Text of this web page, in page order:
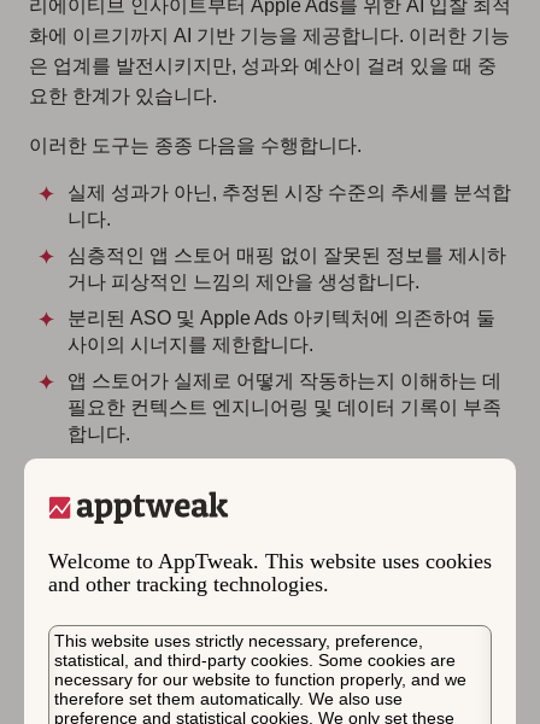
Welcome to AppTweak. This website uses cookies
and other tracking technologies.
This website uses strictly necessary, preference,
statistical, and third-party cookies. Some cookies are
necessary for our website to function properly, and we
therefore set them automatically. We also use
preference and statistical cookies. We only set these
리에이티브 인사이트부터 Apple Ads를 위한 AI 입찰 최적
화에 이르기까지 AI 기반 기능을 제공합니다. 이러한 기능
은 업계를 발전시키지만, 성과와 예산이 걸려 있을 때 중
요한 한계가 있습니다.
이러한 도구는 종종 다음을 수행합니다.
실제 성과가 아닌, 추정된 시장 수준의 추세를 분석합
니다.
심층적인 앱 스토어 매핑 없이 잘못된 정보를 제시하
거나 피상적인 느낌의 제안을 생성합니다.
분리된 ASO 및 Apple Ads 아키텍처에 의존하여 둘
사이의 시너지를 제한합니다.
앱 스토어가 실제로 어떻게 작동하는지 이해하는 데
필요한 컨텍스트 엔지니어링 및 데이터 기록이 부족
합니다.
예산을 위험에 빠뜨리는 완전 자동 AI 입찰 최적화와
같은 블랙박스 시스템을 홍보합니다.
움직인 것을 강조하지만, 다음 의사결정에 가장 큰 영
향을 미칠 것은 강조하지 않습니다.
앱 스토어를 위한 새로운 AI 도구는 편의성을 제공합니다.
하지만 관련 컨텍스트, 10년 이상의 과거 데이터, 그리고
실제 성과 기반 없이는 확장 가능한 최적화를 위해 구축되